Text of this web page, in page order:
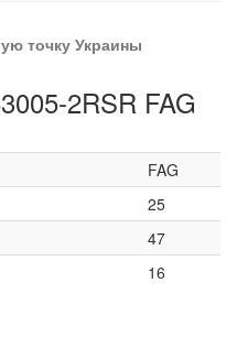
точку Украины
2RSR FAG
FAG
25
47
16